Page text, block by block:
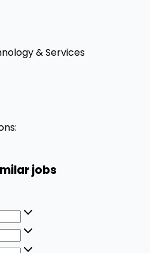
& Services
:
jobs